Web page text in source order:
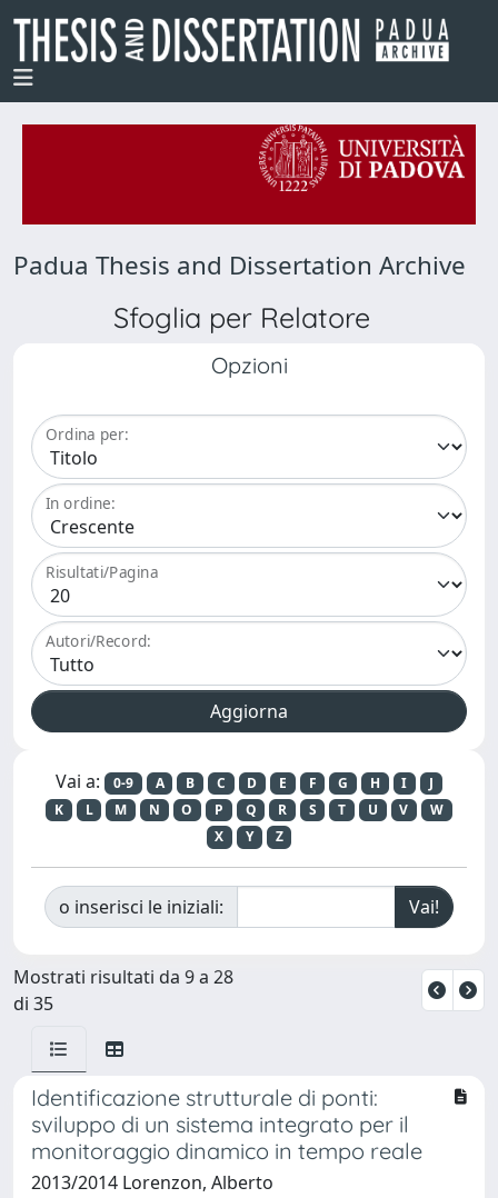
Padua Thesis and Dissertation Archive
Sfoglia per Relatore
Opzioni
Ordina per:
In ordine:
Risultati/Pagina
Autori/Record:
Vai a: 0-9 A B C D E F G H I
J
K
L M N O P Q R S T U V
W
X
Y Z
o inserisci le iniziali:
Mostrati risultati da 9 a 28
di 35
Identificazione strutturale di ponti:
sviluppo di un sistema integrato per il
monitoraggio dinamico in tempo reale
2013/2014 Lorenzon, Alberto